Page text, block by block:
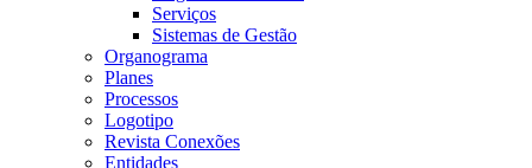
Serviços
Sistemas de Gestão
Organograma
Planes
Processos
Logotipo
Revista Conexões
Entidades